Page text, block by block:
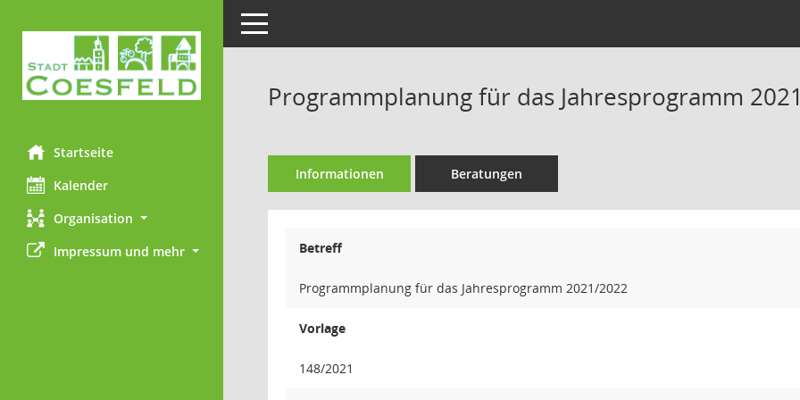
Startseite
Kalender
Organisation
Impressum und mehr
Toggle navigation
Programmplanung für das Jahresprogramm
Informationen Beratungen
Betreff
Programmplanung für das Jahresprogramm 2021/2022
Vorlage
148/2021